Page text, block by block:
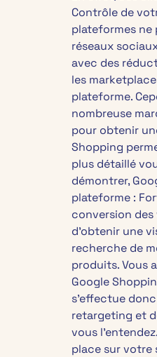
Contrôle de
plateformes ne
réseaux
avec des
les
plateforme.
nombreuse
pour obtenir
Shopping
plus détaillé
démontrer,
plateforme :
conversion
d’obtenir une
recherche de
produits. Vous
Google
s’effectue
retargeting et
vous
place sur votre